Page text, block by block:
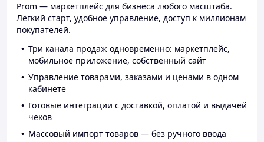
Prom — маркетплейс для бизнеса любого масштаба.
Лёгкий старт, удобное управление, доступ к миллионам
покупателей.
Три канала продаж одновременно: маркетплейс,
мобильное приложение, собственный сайт
Управление товарами, заказами и ценами в одном
кабинете
Готовые интеграции с доставкой, оплатой и выдачей
чеков
Массовый импорт товаров — без ручного ввода